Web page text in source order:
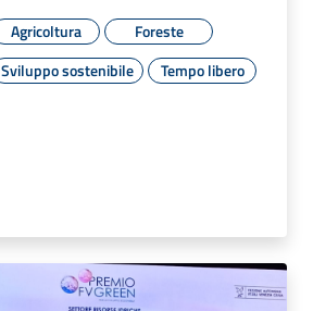
Agricoltura
Foreste
Sviluppo sostenibile
Tempo libero